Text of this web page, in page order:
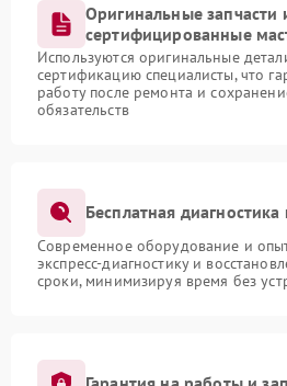
Оригинальные запчасти
сертифицированные
Используются оригинальные
сертификацию специалисты, что
работу после ремонта и
обязательств
Бесплатная
Современное оборудование и
экспресс-диагностику и
сроки, минимизируя время без